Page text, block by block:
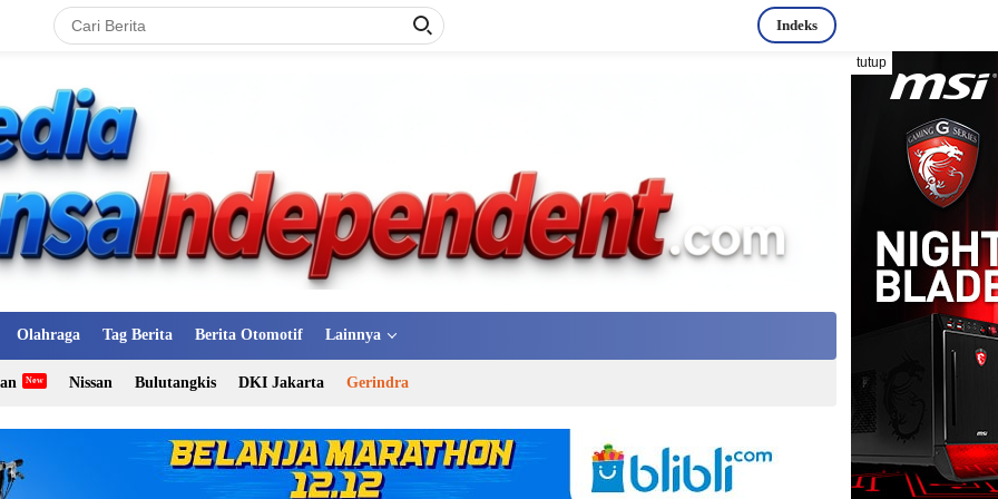
Indeks
tutup
Olahraga Tag Berita Berita Otomotif Lainnya
Nissan Bulutangkis DKI Jakarta Gerindra